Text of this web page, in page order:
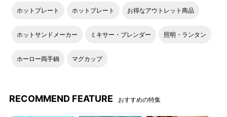
パッケージ
ホットプレート ホットプレート お得なアウトレット商品
ホットサンドメーカー ミキサー・ブレンダー 照明・ランタン
ホーロー両手鍋 マグカップ
RECOMMEND FEATURE おすすめの特集